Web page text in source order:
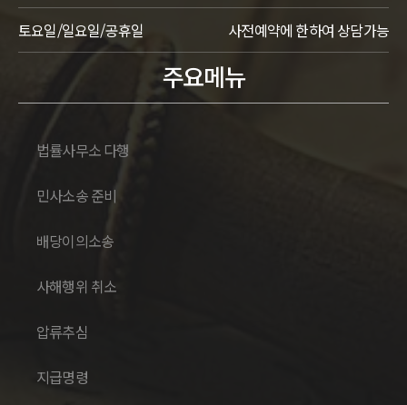
토요일/일요일/공휴일 사전예약에 한하여 상담가능
주요메뉴
법률사무소 다행
민사소송 준비
배당이의소송
사해행위 취소
압류추심
지급명령